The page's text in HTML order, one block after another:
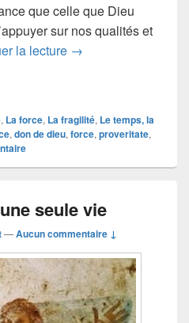
que celle que Dieu
sur nos qualités et
la lecture Défaut d’assurance
→
, La force, La fragilité, Le temps, la
, don de dieu, force, proveritate,
seule vie
—Aucun commentaire ↓